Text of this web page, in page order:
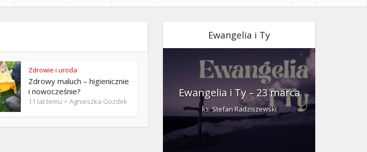
Zdrowie i uroda
Zdrowy maluch – higienicznie
i nowocześnie?
11 lat temu Agnieszka Gozdek
Ewangelia i Ty
Ewangelia i Ty – 27 grudnia Ewangelia i Ty – 23 marca
ks. Stefan Radziszewski